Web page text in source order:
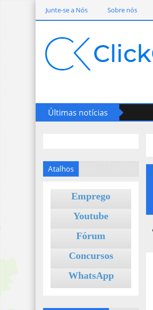
Junte-se a Nós Sobre nós
Últimas notícias
Atalhos
Emprego
Youtube
Fórum
Concursos
WhatsApp